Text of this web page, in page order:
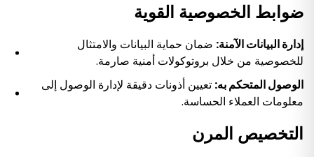
ضوابط الخصوصية القوية
إدارة البيانات الآمنة: ضمان حماية البيانات والامتثال
للخصوصية من خلال بروتوكولات أمنية صارمة.
الوصول المتحكم به: تعيين أذونات دقيقة لإدارة الوصول إلى
معلومات العملاء الحساسة.
التخصيص المرن